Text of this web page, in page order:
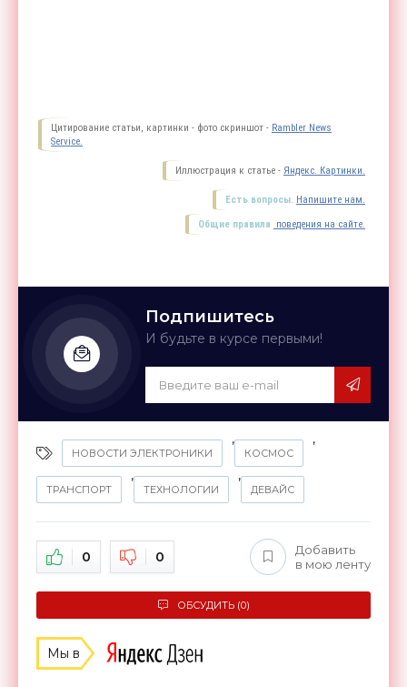
Цитирование статьи, картинки - фото скриншот - Rambler News
Service.
Иллюстрация к статье - Яндекс. Картинки.
Есть вопросы. Напишите нам.
Общие правила поведения на сайте.
Подпишитесь
И будьте в курсе первыми!
НОВОСТИ ЭЛЕКТРОНИКИ
,
КОСМОС
,
ТРАНСПОРТ
,
ТЕХНОЛОГИИ
,
ДЕВАЙС
0 0
Добавить
в мою ленту
ОБСУДИТЬ (0)
Мы в